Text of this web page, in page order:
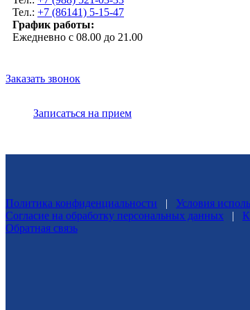
Тел.: +7 (86141) 5-15-47
График работы:
Ежедневно с 08.00 до 21.00
Заказать звонок
Записаться на прием
Политика конфиденциальности |
Условия
Согласие на обработку персональных данных
|
Обратная связь